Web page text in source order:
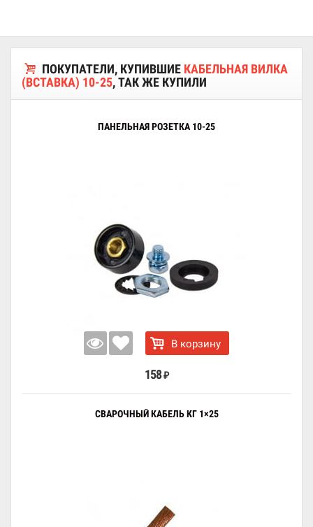
ПОКУПАТЕЛИ, КУПИВШИЕ КАБЕЛЬНАЯ ВИЛКА
(ВСТАВКА) 10-25, ТАК ЖЕ КУПИЛИ
ПАНЕЛЬНАЯ РОЗЕТКА 10-25
В корзину
158 ₽
СВАРОЧНЫЙ КАБЕЛЬ КГ 1×25